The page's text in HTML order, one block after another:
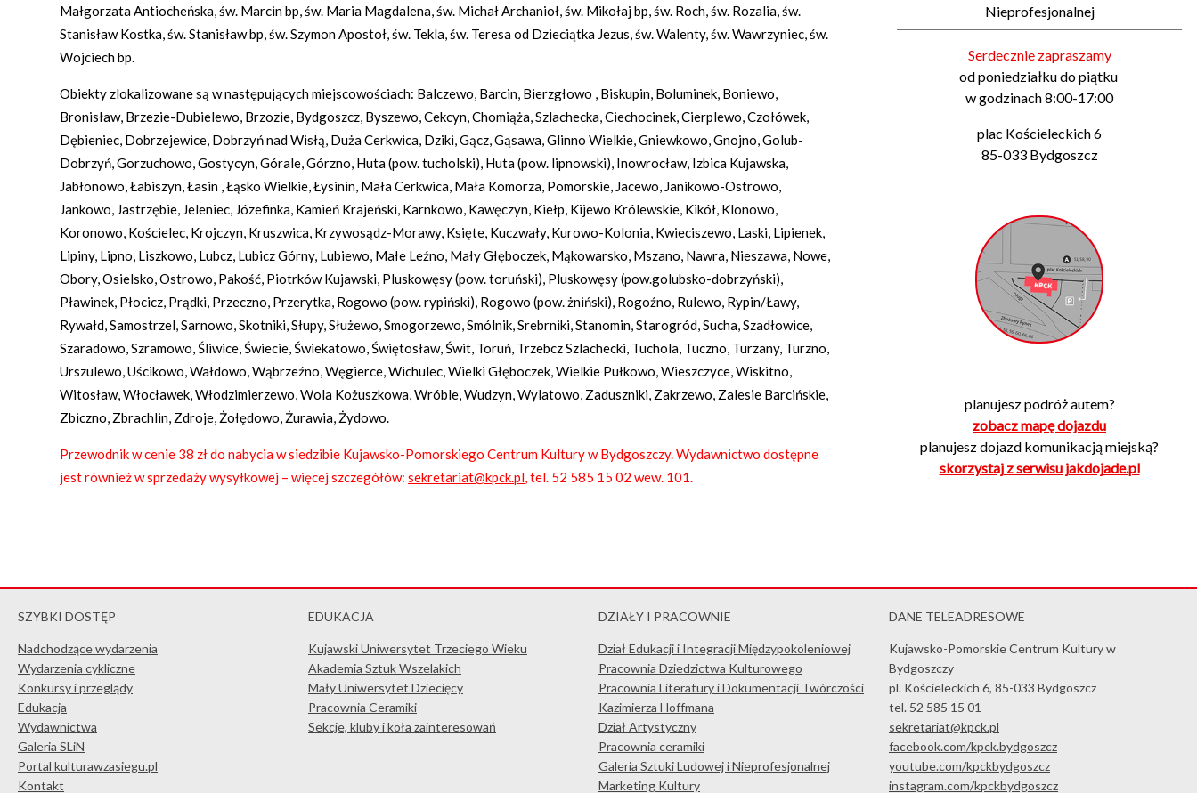
Małgorzata Antiocheńska, św. Marcin bp, św. Maria Magdalena, św. Michał Archanioł, św. Mikołaj bp, św. Roch, św. Rozalia, św.
Stanisław Kostka, św. Stanisław bp, św. Szymon Apostoł, św. Tekla, św. Teresa od Dzieciątka Jezus, św. Walenty, św. Wawrzyniec, św.
Wojciech bp.
Obiekty zlokalizowane są w następujących miejscowościach: Balczewo, Barcin, Bierzgłowo , Biskupin, Boluminek, Boniewo,
Bronisław, Brzezie-Dubielewo, Brzozie, Bydgoszcz, Byszewo, Cekcyn, Chomiąża, Szlachecka, Ciechocinek, Cierplewo, Czołówek,
Dębieniec, Dobrzejewice, Dobrzyń nad Wisłą, Duża Cerkwica, Dziki, Gącz, Gąsawa, Glinno Wielkie, Gniewkowo, Gnojno, Golub-
Dobrzyń, Gorzuchowo, Gostycyn, Górale, Górzno, Huta (pow. tucholski), Huta (pow. lipnowski), Inowrocław, Izbica Kujawska,
Jabłonowo, Łabiszyn, Łasin , Łąsko Wielkie, Łysinin, Mała Cerkwica, Mała Komorza, Pomorskie, Jacewo, Janikowo-Ostrowo,
Jankowo, Jastrzębie, Jeleniec, Józefinka, Kamień Krajeński, Karnkowo, Kawęczyn, Kiełp, Kijewo Królewskie, Kikół, Klonowo,
Koronowo, Kościelec, Krojczyn, Kruszwica, Krzywosądz-Morawy, Księte, Kuczwały, Kurowo-Kolonia, Kwieciszewo, Laski, Lipienek,
Lipiny, Lipno, Liszkowo, Lubcz, Lubicz Górny, Lubiewo, Małe Leźno, Mały Głęboczek, Mąkowarsko, Mszano, Nawra, Nieszawa, Nowe,
Obory, Osielsko, Ostrowo, Pakość, Piotrków Kujawski, Pluskowęsy (pow. toruński), Pluskowęsy (pow.golubsko-dobrzyński),
Pławinek, Płocicz, Prądki, Przeczno, Przerytka, Rogowo (pow. rypiński), Rogowo (pow. żniński), Rogoźno, Rulewo, Rypin/Ławy,
Rywałd, Samostrzel, Sarnowo, Skotniki, Słupy, Służewo, Smogorzewo, Smólnik, Srebrniki, Stanomin, Starogród, Sucha, Szadłowice,
Szaradowo, Szramowo, Śliwice, Świecie, Świekatowo, Świętosław, Świt, Toruń, Trzebcz Szlachecki, Tuchola, Tuczno, Turzany, Turzno,
Urszulewo, Uścikowo, Wałdowo, Wąbrzeźno, Węgierce, Wichulec, Wielki Głęboczek, Wielkie Pułkowo, Wieszczyce, Wiskitno,
Witosław, Włocławek, Włodzimierzewo, Wola Kożuszkowa, Wróble, Wudzyn, Wylatowo, Zaduszniki, Zakrzewo, Zalesie Barcińskie,
Zbiczno, Zbrachlin, Zdroje, Żołędowo, Żurawia, Żydowo.
Przewodnik w cenie 38 zł do nabycia w siedzibie Kujawsko-Pomorskiego Centrum Kultury w Bydgoszczy. Wydawnictwo dostępne
jest również w sprzedaży wysyłkowej – więcej szczegółów: sekretariat@kpck.pl , tel. 52 585 15 02 wew. 101.
Nieprofesjonalnej
Serdecznie zapraszamy
od poniedziałku do piątku
w godzinach 8:00-17:00
plac Kościeleckich 6
85-033 Bydgoszcz
planujesz podróż autem?
zobacz mapę dojazdu
planujesz dojazd komunikacją miejską?
skorzystaj z serwisu jakdojade.pl
SZYBKI DOSTĘP
Nadchodzące wydarzenia
Wydarzenia cykliczne
Konkursy i przeglądy
Edukacja
Wydawnictwa
Galeria SLiN
Portal kulturawzasiegu.pl
Kontakt
EDUKACJA
Kujawski Uniwersytet Trzeciego Wieku
Akademia Sztuk Wszelakich
Mały Uniwersytet Dziecięcy
Pracownia Ceramiki
Sekcje, kluby i koła zainteresowań
DZIAŁY I PRACOWNIE
Dział Edukacji i Integracji Międzypokoleniowej
Pracownia Dziedzictwa Kulturowego
Pracownia Literatury i Dokumentacji Twórczości
Kazimierza Hoffmana
Dział Artystyczny
Pracownia ceramiki
Galeria Sztuki Ludowej i Nieprofesjonalnej
Marketing Kultury
DANE TELEADRESOWE
Kujawsko-Pomorskie Centrum Kultury w
Bydgoszczy
pl. Kościeleckich 6, 85-033 Bydgoszcz
tel. 52 585 15 01
sekretariat@kpck.pl
facebook.com/kpck.bydgoszcz
youtube.com/kpckbydgoszcz
instagram.com/kpckbydgoszcz